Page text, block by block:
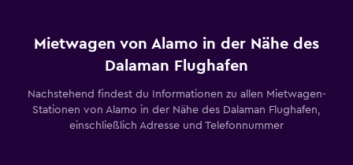
Mietwagen von Alamo in der Nähe des
Dalaman Flughafen
Nachstehend findest du Informationen zu allen Mietwagen-
Stationen von Alamo in der Nähe des Dalaman Flughafen,
einschließlich Adresse und Telefonnummer